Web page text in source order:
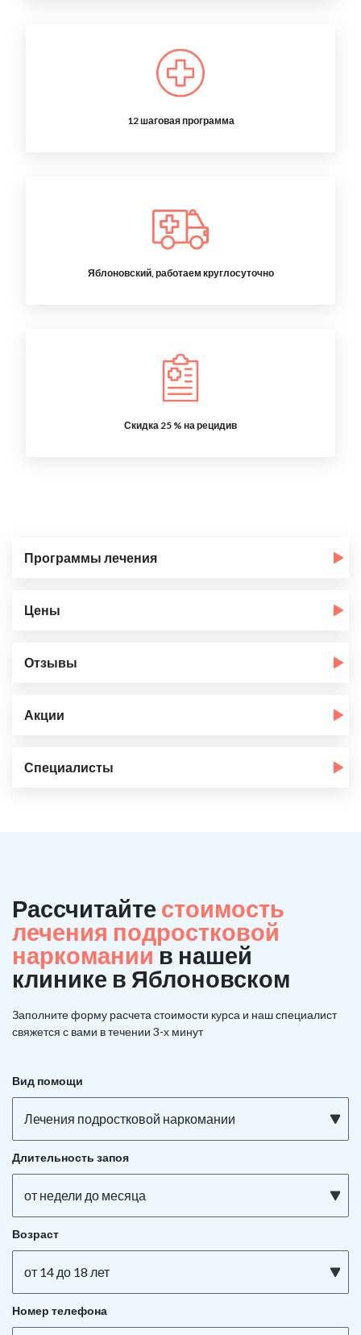
12 шаговая программа
Яблоновский, работаем круглосуточно
Скидка 25 % на рецидив
Программы лечения
Цены
Отзывы
Акции
Специалисты
Рассчитайте стоимость
лечения подростковой
наркоманиив нашей
клинике в Яблоновском
Заполните форму расчета стоимости курса и наш специалист
свяжется с вами в течении 3-х минут
Вид помощи
Лечения подростковой наркомании
Длительность запоя
от недели до месяца
Возраст
от 14 до 18 лет
Номер телефона